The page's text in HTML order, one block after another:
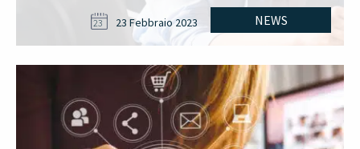
NEWS
23 23 Febbraio 2023